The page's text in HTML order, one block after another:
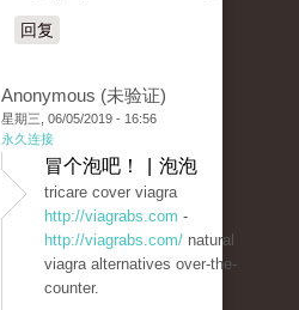
回复
Anonymous (未验证)
星期三, 06/05/2019 - 16:56
永久连接
冒个泡吧！ | 泡泡
tricare cover viagra
http://viagrabs.com -
http://viagrabs.com/ natural
viagra alternatives over-the-
counter.